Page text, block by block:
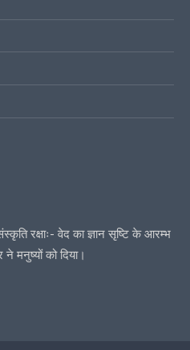
रक्षाः- वेद का ज्ञान सृष्टि के आरम्भ
मनुष्यों को दिया।